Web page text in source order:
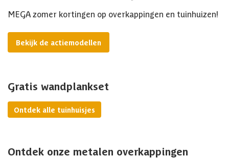
MEGA zomer kortingen op overkappingen en tuinhuizen!
Bekijk de actiemodellen
Gratis wandplankset
Ontdek alle tuinhuisjes
Ontdek onze metalen overkappingen